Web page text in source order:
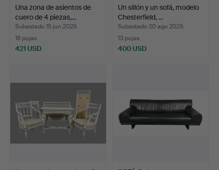
Una zona de asientos de
cuero de 4 piezas,…
Subastado 15 jun 2025
16 pujas
421 USD
Un sillón y un sofá, modelo
Chesterfield, …
Subastado 20 ago 2025
13 pujas
400 USD